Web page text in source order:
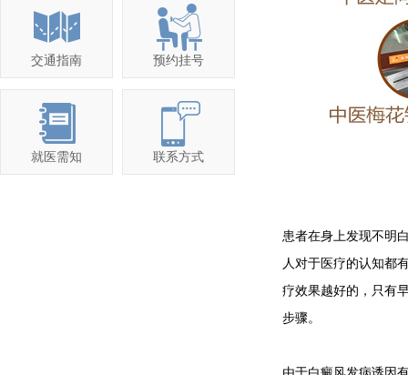
交通指南 预约挂号
就医需知 联系方式
患者在身上发现不明
人对于医疗的认知都
疗效果越好的，只有
步骤。